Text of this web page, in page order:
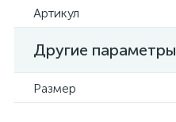
Артикул
Другие параметры
Размер